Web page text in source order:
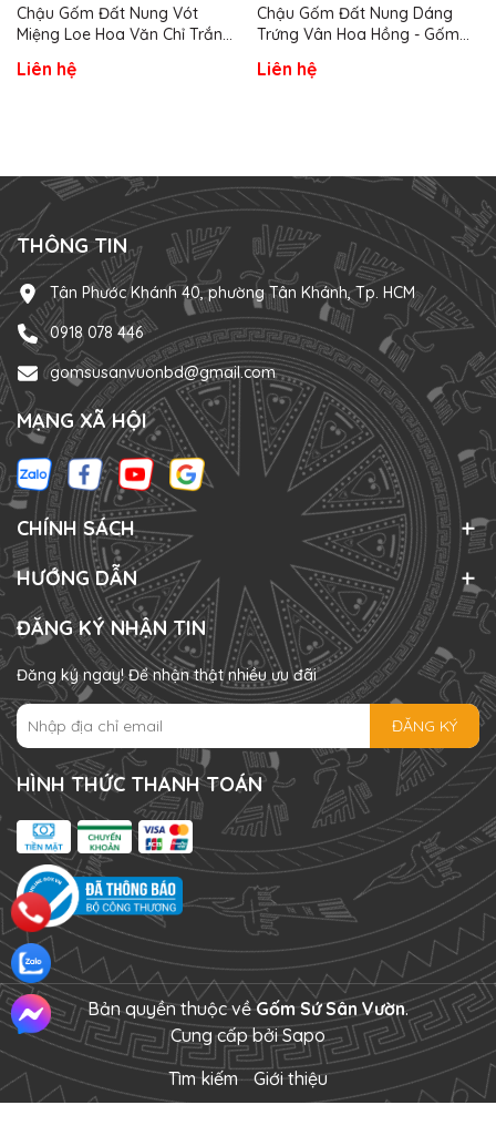
Chậu Gốm Đất Nung Vót
Miệng Loe Hoa Văn Chỉ Trắng
Liên hệ
Chậu Gốm Đất Nung Dáng
Trứng Vân Hoa Hồng - Gốm
Liên hệ
THÔNG TIN
Tân Phước Khánh 40, phường Tân Khánh, Tp. HCM
0918 078 446
gomsusanvuonbd@gmail.com
MẠNG XÃ HỘI
CHÍNH SÁCH
HƯỚNG DẪN
ĐĂNG KÝ NHẬN TIN
Đăng ký ngay! Để nhận thật nhiều ưu đãi
ĐĂNG KÝ
HÌNH THỨC THANH TOÁN
Bản quyền thuộc vềGốm Sứ Sân Vườn.
Cung cấp bởiSapo
Tìm kiếm
Giới thiệu